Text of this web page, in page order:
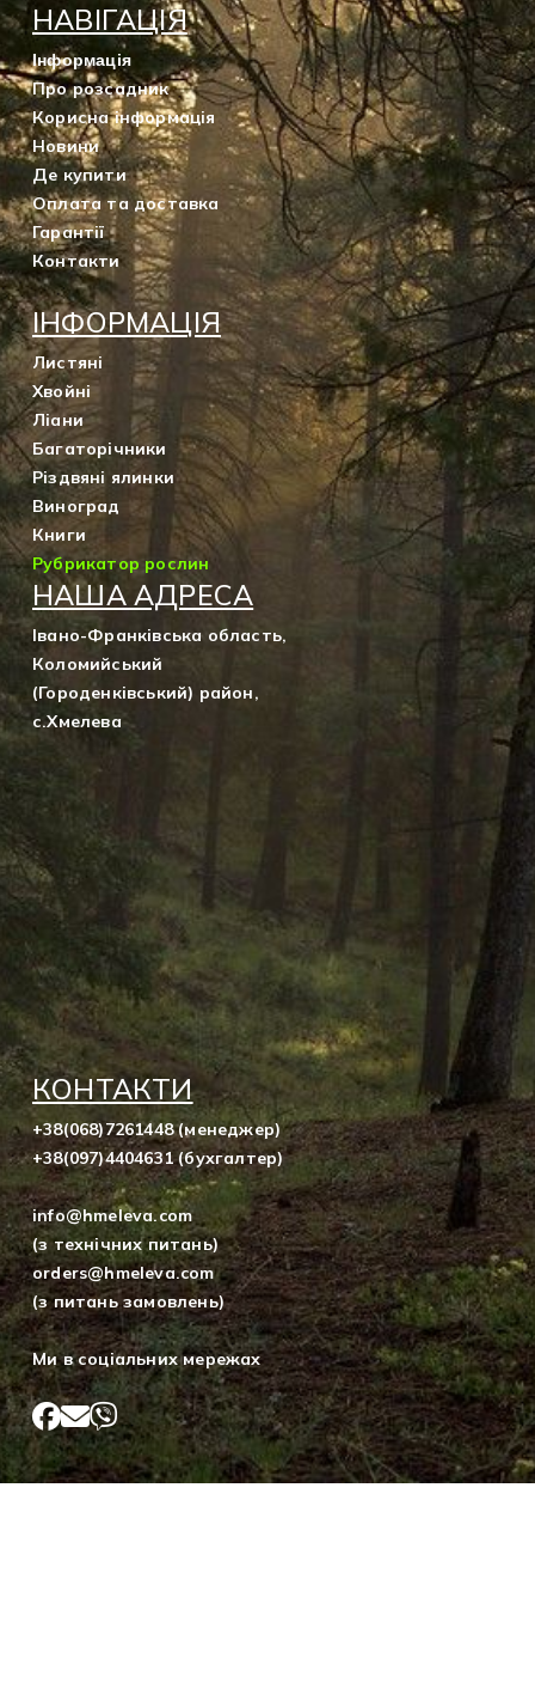
НАВІГАЦІЯ
Інформація
Про розсадник
Корисна інформація
Новини
Де купити
Оплата та доставка
Гарантії
Контакти
ІНФОРМАЦІЯ
Листяні
Хвойні
Ліани
Багаторічники
Різдвяні ялинки
Виноград
Книги
Рубрикатор рослин
НАША АДРЕСА
Івано-Франківська область,
Коломийський
(Городенківський) район,
с.Хмелева
КОНТАКТИ
+38(068)7261448 (менеджер)
+38(097)4404631 (бухгалтер)
info@hmeleva.com
(з технічних питань)
orders@hmeleva.com
(з питань замовлень)
Ми в соціальних мережах